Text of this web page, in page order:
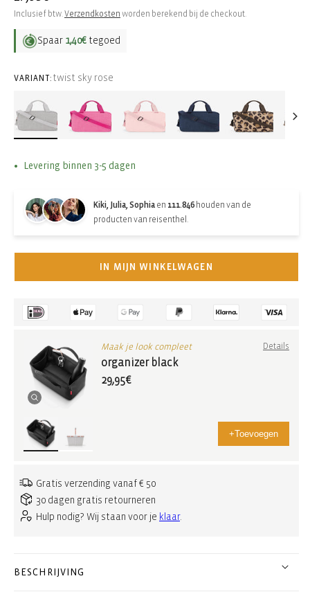
prijs
Inclusief btw.Verzendkosten worden berekend bij de checkout.
Spaar 1,40€ tegoed
VARIANT: twist sky rose
Levering binnen 3-5 dagen
Kiki, Julia, Sophia en 111.846 houden van de
producten van reisenthel.
IN MIJN WINKELWAGEN
Maak je look compleet Details
organizer black
29,95€
+Toevoegen
Gratis verzending vanaf € 50
30 dagen gratis retourneren
Hulp nodig? Wij staan voor je klaar.
BESCHRIJVING